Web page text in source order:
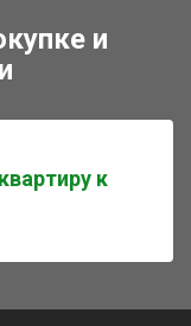
и
к